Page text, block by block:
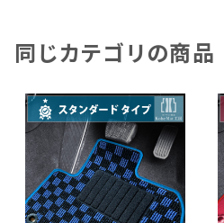
同じカテゴリの商品